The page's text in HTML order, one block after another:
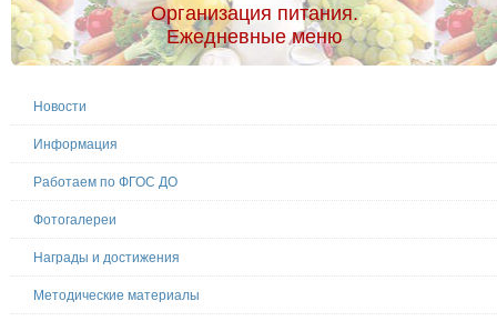
Организация питания.
Ежедневные меню
Новости
Информация
Работаем по ФГОС ДО
Фотогалереи
Награды и достижения
Методические материалы